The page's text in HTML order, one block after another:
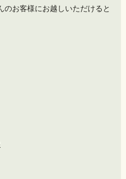
のお客様にお越しいただけると